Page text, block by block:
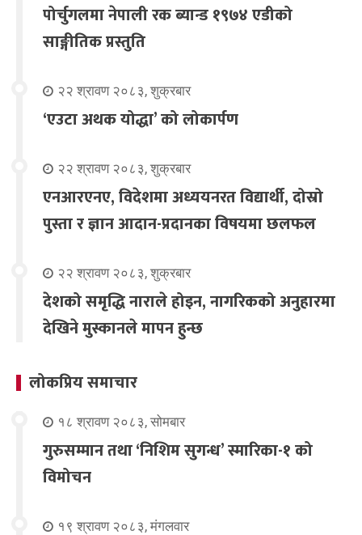
पोर्चुगलमा नेपाली रक ब्यान्ड १९७४ एडीको
साङ्गीतिक प्रस्तुति
२२ श्रावण २०८३, शुक्रबार
‘एउटा अथक योद्धा’ को लोकार्पण
२२ श्रावण २०८३, शुक्रबार
एनआरएनए, विदेशमा अध्ययनरत विद्यार्थी, दोस्रो
पुस्ता र ज्ञान आदान-प्रदानका विषयमा छलफल
२२ श्रावण २०८३, शुक्रबार
देशको समृद्धि नाराले होइन, नागरिकको अनुहारमा
देखिने मुस्कानले मापन हुन्छ
लोकप्रिय समाचार
१८ श्रावण २०८३, सोमबार
गुरुसम्मान तथा ‘निशिम सुगन्ध’ स्मारिका-१ को
विमोचन
१९ श्रावण २०८३, मंगलवार